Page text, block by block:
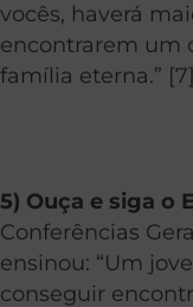
vocês, haverá
encontrarem um
família eterna.” [7]
5) Ouça e siga o
Conferências
ensinou: “Um
conseguir